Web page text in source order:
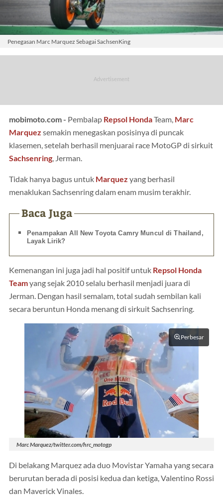
Penegasan Marc Marquez Sebagai SachsenKing
mobimoto.com - Pembalap Repsol HondaTeam, Marc
Marquez semakin menegaskan posisinya di puncak
klasemen, setelah berhasil menjuarai race MotoGP di sirkuit
Sachsenring, Jerman.
Tidak hanya bagus untuk Marquez yang berhasil
menaklukan Sachsenring dalam enam musim terakhir.
Baca Juga
Penampakan All New Toyota Camry Muncul di Thailand,
Layak Lirik?
Kemenangan ini juga jadi hal positif untuk Repsol Honda
Teamyang sejak 2010 selalu berhasil menjadi juara di
Jerman. Dengan hasil semalam, total sudah sembilan kali
secara beruntun Honda menang di sirkuit Sachsenring.
Perbesar
Marc Marquez/twitter.com/hrc_motogp
Di belakang Marquez ada duo Movistar Yamaha yang secara
berurutan berada di posisi kedua dan ketiga, Valentino Rossi
dan Maverick Vinales.